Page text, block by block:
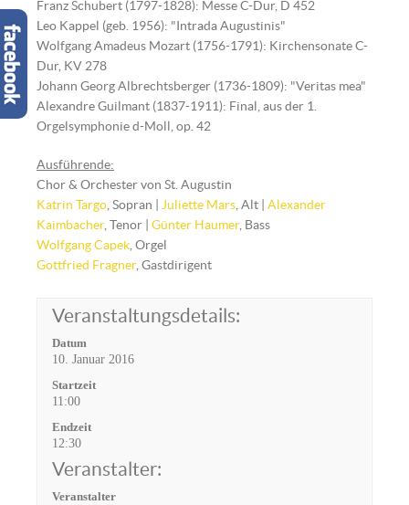
Franz Schubert (1797-1828): Messe C-Dur, D 452
Leo Kappel (geb. 1956): "Intrada Augustinis"
Wolfgang Amadeus Mozart (1756-1791): Kirchensonate C-
Dur, KV 278
Johann Georg Albrechtsberger (1736-1809): "Veritas mea"
Alexandre Guilmant (1837-1911): Final, aus der 1.
Orgelsymphonie d-Moll, op. 42
Ausführende:
Chor & Orchester von St. Augustin
Katrin Targo , Sopran | Juliette Mars , Alt | Alexander
Kaimbacher, Tenor | Günter Haumer, Bass
Wolfgang Capek , Orgel
Gottfried Fragner, Gastdirigent
Veranstaltungsdetails:
Datum
10. Januar 2016
Startzeit
11:00
Endzeit
12:30
Veranstalter:
Veranstalter